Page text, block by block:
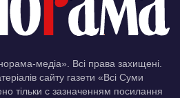
медіа». Всі права захищені.
сайту газети «Всі Суми
тільки c зазначенням посилання